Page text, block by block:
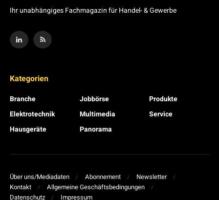
Ihr unabhängiges Fachmagazin für Handel- & Gewerbe
Kategorien
Branche
Elektrotechnik
Hausgeräte
Jobbörse
Multimedia
Panorama
Produkte
Service
Über uns/Mediadaten Abonnement
Newsletter
Kontakt
Allgemeine Geschäftsbedingungen
Datenschutz
Impressum